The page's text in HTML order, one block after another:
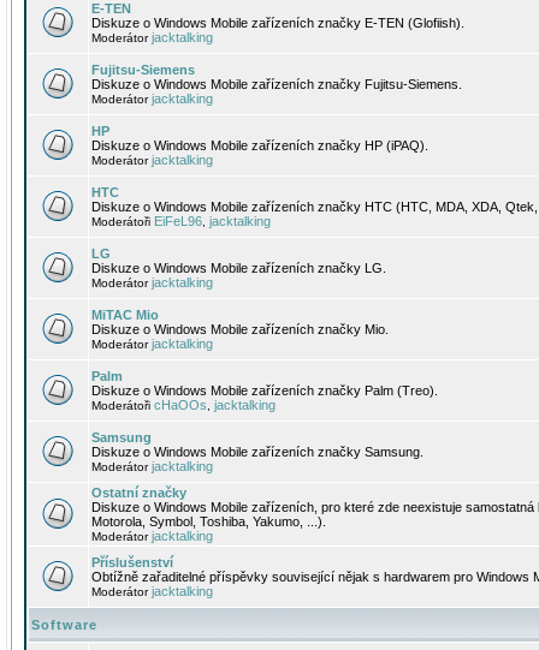
E-TEN
Diskuze o Windows Mobile zařízeních značky E-TEN (Glofiish).
Moderátorjacktalking
Fujitsu-Siemens
Diskuze o Windows Mobile zařízeních značky Fujitsu-Siemens.
Moderátorjacktalking
HP
Diskuze o Windows Mobile zařízeních značky HP (iPAQ).
Moderátorjacktalking
HTC
Diskuze o Windows Mobile zařízeních značky HTC (HTC, MDA, XDA,
Moderátoři EiFeL96 jacktalking
LG
Diskuze o Windows Mobile zařízeních značky LG.
Moderátorjacktalking
MiTAC Mio
Diskuze o Windows Mobile zařízeních značky Mio.
Moderátorjacktalking
Palm
Diskuze o Windows Mobile zařízeních značky Palm (Treo).
Moderátoři cHaOOs jacktalking
Samsung
Diskuze o Windows Mobile zařízeních značky Samsung.
Moderátorjacktalking
Ostatní značky
Diskuze o Windows Mobile zařízeních, pro které zde neexistuje
Motorola, Symbol, Toshiba, Yakumo, ...).
Moderátorjacktalking
Příslušenství
Obtížně zařaditelné příspěvky související nějak s hardwarem pro Windows
Moderátorjacktalking
Software